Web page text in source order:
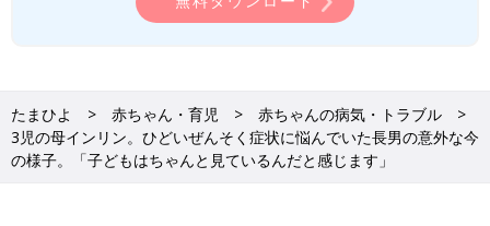
たまひよ 赤ちゃん・育児
赤ちゃんの病気・トラブル
3児の母インリン。ひどいぜんそく症状に悩んでいた長男の意外な今
の様子。「子どもはちゃんと見ているんだと感じます」